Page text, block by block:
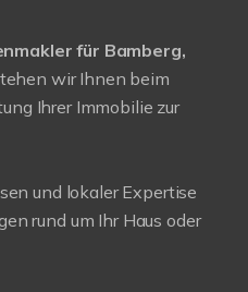
für Bamberg,
wir Ihnen beim
Ihrer Immobilie zur
und lokaler Expertise
rund um Ihr Haus oder